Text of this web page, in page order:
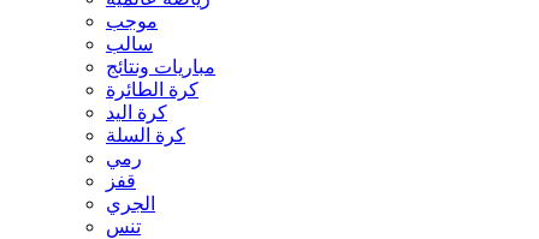
موجب
سالب
مباريات ونتائج
كرة الطائرة
كرة اليد
كرة السلة
رمي
قفز
الجري
تنس